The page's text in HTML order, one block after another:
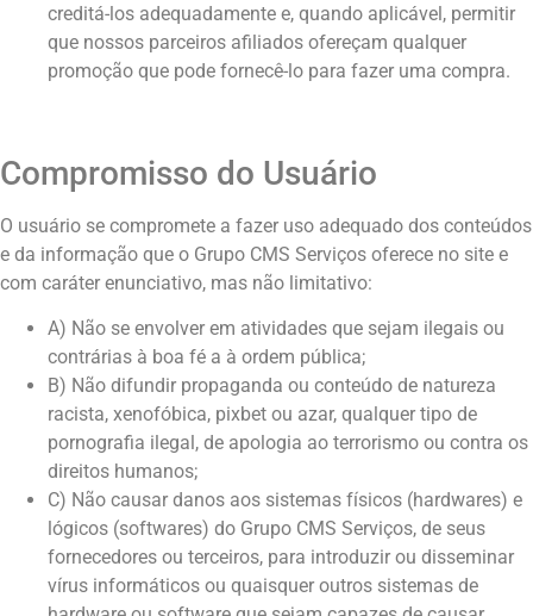
creditá-los adequadamente e, quando aplicável, permitir
que nossos parceiros afiliados ofereçam qualquer
promoção que pode fornecê-lo para fazer uma compra.
Compromisso do Usuário
O usuário se compromete a fazer uso adequado dos conteúdos
e da informação que o Grupo CMS Serviços oferece no site e
com caráter enunciativo, mas não limitativo:
A) Não se envolver em atividades que sejam ilegais ou
contrárias à boa fé a à ordem pública;
B) Não difundir propaganda ou conteúdo de natureza
racista, xenofóbica, pixbet ou azar, qualquer tipo de
pornografia ilegal, de apologia ao terrorismo ou contra os
direitos humanos;
C) Não causar danos aos sistemas físicos (hardwares) e
lógicos (softwares) do Grupo CMS Serviços, de seus
fornecedores ou terceiros, para introduzir ou disseminar
vírus informáticos ou quaisquer outros sistemas de